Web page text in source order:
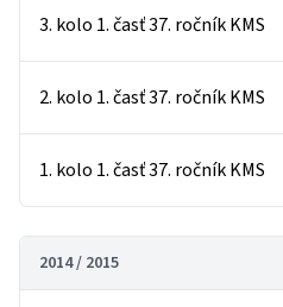
3. kolo 1. časť 37. ročník KMS
2. kolo 1. časť 37. ročník KMS
1. kolo 1. časť 37. ročník KMS
2014 / 2015